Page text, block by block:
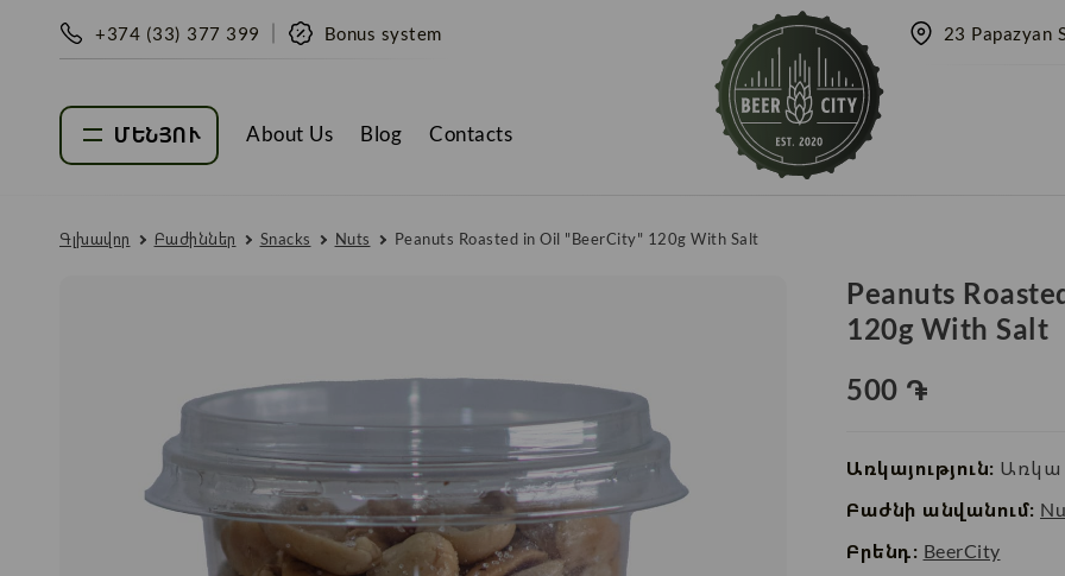
+374 (33) 377 399 Bonus system 23 Papazyan
ՄԵՆՅՈՒ About Us Blog Contacts
Գլխավոր Բաժիններ Snacks Nuts Peanuts Roasted in Oil "BeerCity" 120g With Salt
Peanuts
120g With Salt
500 ֏
Առկայություն: Առկա
Բաժնի անվանում:
Բրենդ: BeerCity